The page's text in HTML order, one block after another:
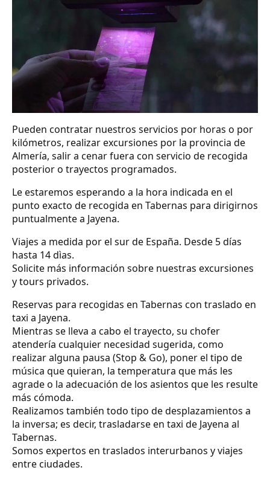
Pueden contratar nuestros servicios por horas o por
kilómetros, realizar excursiones por la provincia de
Almería, salir a cenar fuera con servicio de recogida
posterior o trayectos programados.
Le estaremos esperando a la hora indicada en el
punto exacto de recogida en Tabernas para dirigirnos
puntualmente a Jayena.
Viajes a medida por el sur de España. Desde 5 días
hasta 14 dìas.
Solicite más información sobre nuestras excursiones
y tours privados.
Reservas para recogidas en Tabernas con traslado en
taxi a Jayena.
Mientras se lleva a cabo el trayecto, su chofer
atendería cualquier necesidad sugerida, como
realizar alguna pausa (Stop & Go), poner el tipo de
música que quieran, la temperatura que más les
agrade o la adecuación de los asientos que les resulte
más cómoda.
Realizamos también todo tipo de desplazamientos a
la inversa; es decir, trasladarse en taxi de Jayena al
Tabernas.
Somos expertos en traslados interurbanos y viajes
entre ciudades.